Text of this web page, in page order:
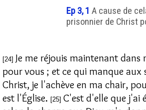
Ep 3, 1 A cause de
prisonnier de Christ
[24] Je me réjouis maintenant dans
pour vous ; et ce qui manque aux
Christ, je l'achève en ma chair,
est l'Église. [25] C'est d'elle que j'ai